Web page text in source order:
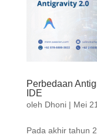
Perbedaan
IDE
oleh Dhoni| Mei
Pada akhir tahun